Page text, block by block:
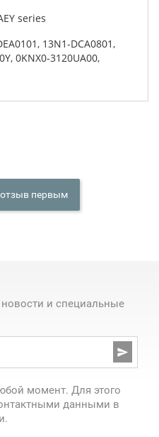
series
13N1-DCA0801,
0KNX0-3120UA00,
отзыв первым
и специальные

момент. Для этого
данными в